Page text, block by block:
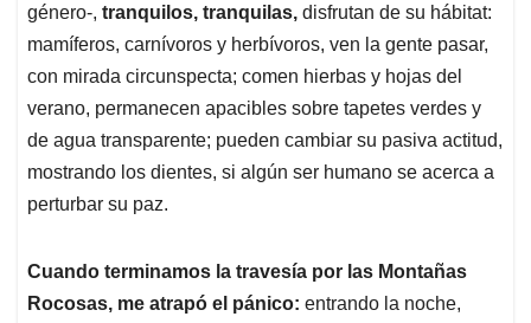
género-, tranquilos, tranquilas, disfrutan de su hábitat:
mamíferos, carnívoros y herbívoros, ven la gente pasar,
con mirada circunspecta; comen hierbas y hojas del
verano, permanecen apacibles sobre tapetes verdes y
de agua transparente; pueden cambiar su pasiva actitud,
mostrando los dientes, si algún ser humano se acerca a
perturbar su paz.
Cuando terminamos la travesía por las Montañas
Rocosas, me atrapó el pánico: entrando la noche,